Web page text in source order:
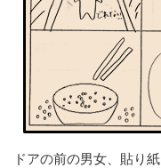
ドアの前の男女、貼り紙